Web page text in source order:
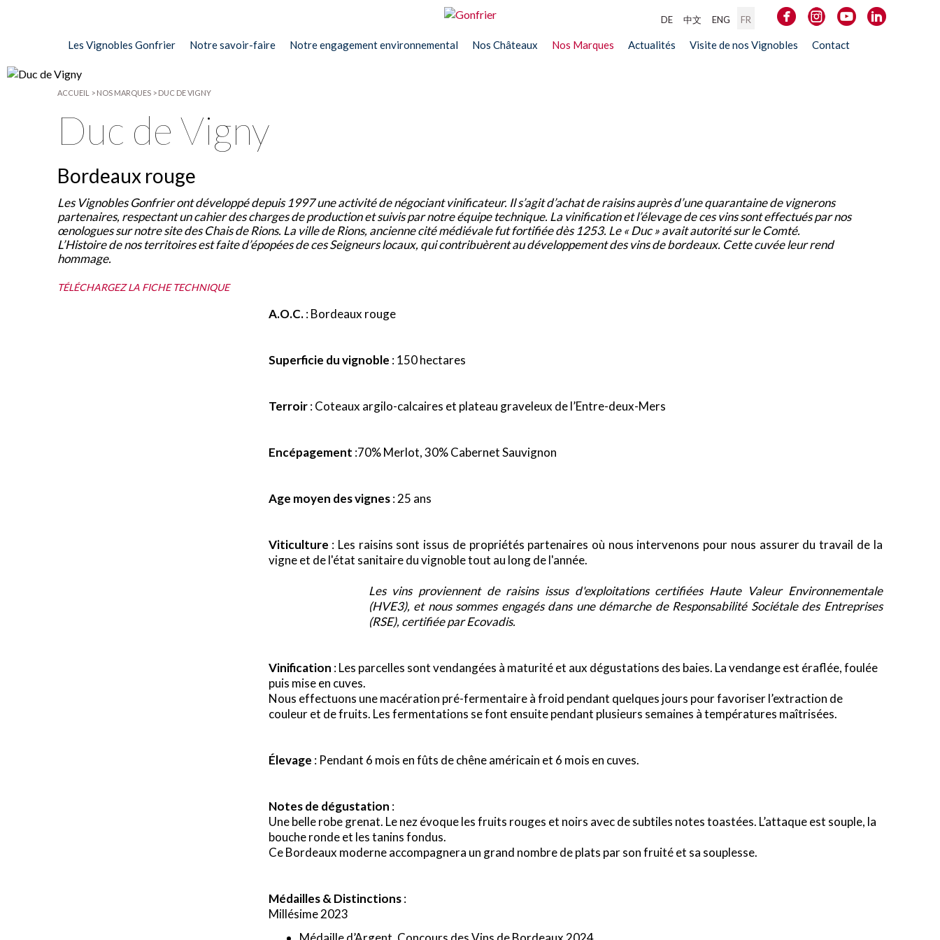
DE 中文 ENG FR
Les Vignobles Gonfrier Notre savoir-faire Notre engagement environnemental Nos Châteaux Nos Marques Actualités Visite de nos Vignobles Contact
ACCUEIL > NOS MARQUES> DUC DE VIGNY
Duc de Vigny
Bordeaux rouge
Les Vignobles Gonfrier ont développé depuis 1997 une activité de négociant vinificateur. Il s’agit d’achat de raisins auprès d’une quarantaine de vignerons
partenaires, respectant un cahier des charges de production et suivis par notre équipe technique. La vinification et l’élevage de ces vins sont effectués par nos
œnologues sur notre site des Chais de Rions. La ville de Rions, ancienne cité médiévale fut fortifiée dès 1253. Le « Duc » avait autorité sur le Comté.
L’Histoire de nos territoires est faite d’épopées de ces Seigneurs locaux, qui contribuèrent au développement des vins de bordeaux. Cette cuvée leur rend
hommage.
TÉLÉCHARGEZ LA FICHE TECHNIQUE
A.O.C.: Bordeaux rouge
Superficie du vignoble : 150 hectares
Terroir: Coteaux argilo-calcaires et plateau graveleux de l’Entre-deux-Mers
Encépagement :70% Merlot, 30% Cabernet Sauvignon
Age moyen des vignes: 25 ans
Viticulture : Les raisins sont issus de propriétés partenaires où nous intervenons pour nous assurer du travail de la
vigne et de l'état sanitaire du vignoble tout au long de l'année.
Les vins proviennent de raisins issus d'exploitations certifiées Haute Valeur Environnementale
(HVE3), et nous sommes engagés dans une démarche de Responsabilité Sociétale des Entreprises
(RSE), certifiée par Ecovadis.
Vinification : Les parcelles sont vendangées à maturité et aux dégustations des baies. La vendange est éraflée, foulée
puis mise en cuves.
Nous effectuons une macération pré-fermentaire à froid pendant quelques jours pour favoriser l’extraction de
couleur et de fruits. Les fermentations se font ensuite pendant plusieurs semaines à températures maîtrisées.
Élevage : Pendant 6 mois en fûts de chêne américain et 6 mois en cuves.
Notes de dégustation :
Une belle robe grenat. Le nez évoque les fruits rouges et noirs avec de subtiles notes toastées. L’attaque est souple, la
bouche ronde et les tanins fondus.
Ce Bordeaux moderne accompagnera un grand nombre de plats par son fruité et sa souplesse.
Médailles & Distinctions:
Millésime 2023